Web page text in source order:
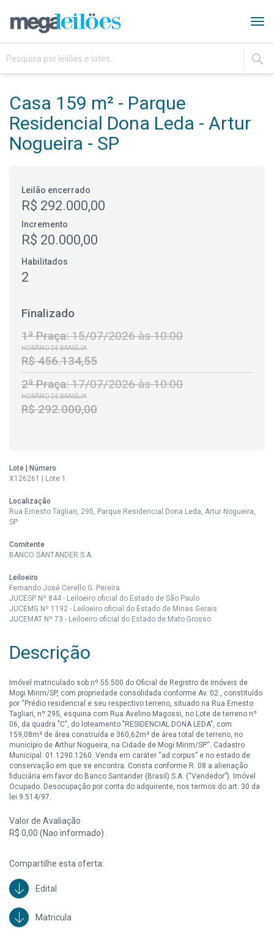
IR
Casa 159 m² - Parque
Residencial Dona Leda - Artur
Nogueira - SP
Leilão encerrado
R$ 292.000,00
Incremento
R$ 20.000,00
Habilitados
2
Finalizado
1ª Praça:15/07/2026 às 10:00
HORÁRIO DE BRASÍLIA
R$ 456.134,55
2ª Praça:17/07/2026 às 10:00
HORÁRIO DE BRASÍLIA
R$ 292.000,00
Lote | Número
X126261 | Lote 1
Localização
Rua Ernesto Tagliari, 295, Parque Residencial Dona Leda, Artur Nogueira,
SP
Comitente
BANCO SANTANDER S.A.
Leiloeiro
Fernando José Cerello G. Pereira
JUCESP Nº 844 - Leiloeiro oficial do Estado de São Paulo
JUCEMG Nº 1192 - Leiloeiro oficial do Estado de Minas Gerais
JUCEMAT Nº 73 - Leiloeiro oficial do Estado de Mato Grosso
Descrição
Imóvel matriculado sob nº 55.500 do Oficial de Registro de Imóveis de
Mogi Mirim/SP, com propriedade consolidada conforme Av. 02 , constituído
por “Prédio residencial e seu respectivo terreno, situado na Rua Ernesto
Tagliari, nº 295, esquina com Rua Avelino Magossi, no Lote de terreno nº
06, da quadra "C", do loteamento "RESIDENCIAL DONA LEDA", com
159,08m² de área construída e 360,62m² de área total de terreno, no
município de Arthur Nogueira, na Cidade de Mogi Mirim/SP“. Cadastro
Municipal: 01.1290.1260. Venda em caráter “ad corpus” e no estado de
conservação em que se encontra. Consta conforme R. 08 a alienação
fiduciária em favor do Banco Santander (Brasil) S.A. (“Vendedor”). Imóvel
Ocupado. Desocupação por conta do adquirente, nos termos do art. 30 da
lei 9.514/97.
Valor de Avaliação
R$ 0,00 (Nao informado) .
Compartilhe esta oferta:
Edital
Matricula